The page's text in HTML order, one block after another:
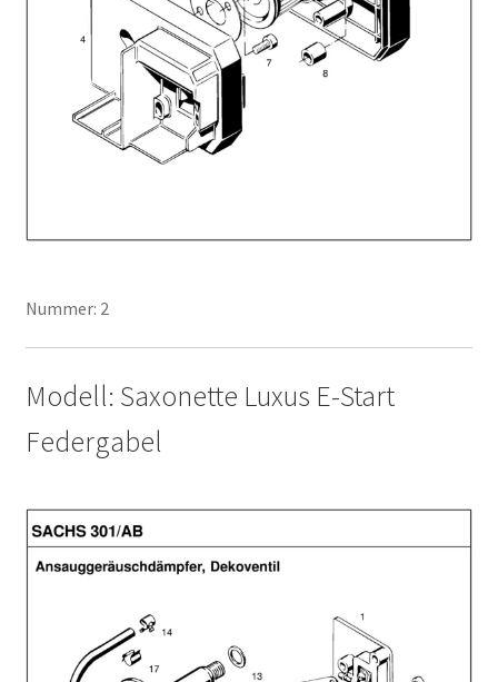
Nummer: 2
Modell: Saxonette Luxus E-Start
Federgabel